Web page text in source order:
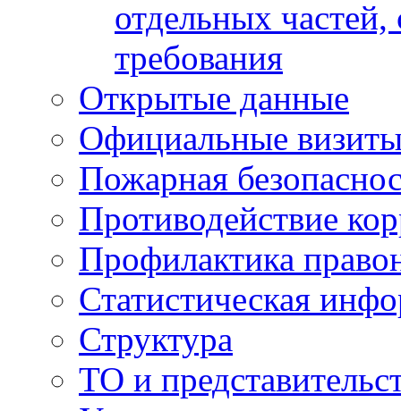
отдельных
требования
Открытые данные
Официальные
Пожарная
Противодействие
Профилактика
Статистическая
Структура
ТО и